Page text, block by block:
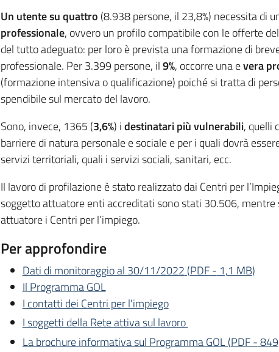
Un utente su quattro (8.938 persone, il 23,8%) necessita di
professionale, ovvero un profilo compatibile con le offerte
del tutto adeguato: per loro è prevista una formazione di
professionale. Per 3.399 persone, il9%, occorre una evera
(formazione intensiva o qualificazione) poiché si tratta di
spendibile sul mercato del lavoro.
Sono, invece, 1365 (3,6%) idestinatari più vulnerabili, quelli
barriere di natura personale e sociale e per i quali dovrà
servizi territoriali, quali i servizi sociali, sanitari, ecc.
Il lavoro di profilazione è stato realizzato dai Centri per
soggetto attuatore enti accreditati sono stati 30.506, mentre
attuatore i Centri per l’impiego.
Per approfondire
Dati di monitoraggio al 30/11/2022 (PDF- 1,1 MB)
Il Programma GOL
I contatti dei Centri per l'impiego
I soggetti della Rete attiva sul lavoro
La brochure informativa sul Programma GOL(PDF-